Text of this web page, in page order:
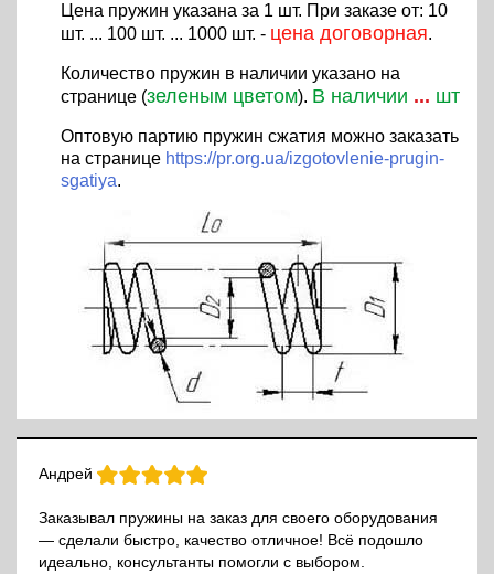
Цена пружин указана за 1 шт. При заказе от: 10
шт. ... 100 шт. ... 1000 шт. - цена договорная.
Количество пружин в наличии указано на
странице (зеленым цветом). В наличии ... шт
Оптовую партию пружин сжатия можно заказать
на странице https://pr.org.ua/izgotovlenie-prugin-
sgatiya.
Андрей
Заказывал пружины на заказ для своего оборудования
— сделали быстро, качество отличное! Всё подошло
идеально, консультанты помогли с выбором.